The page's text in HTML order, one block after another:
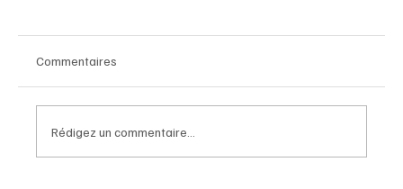
Commentaires
Rédigez un commentaire...